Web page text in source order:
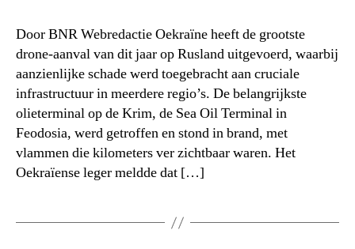
Door BNR Webredactie Oekraïne heeft de grootste
drone-aanval van dit jaar op Rusland uitgevoerd, waarbij
aanzienlijke schade werd toegebracht aan cruciale
infrastructuur in meerdere regio’s. De belangrijkste
olieterminal op de Krim, de Sea Oil Terminal in
Feodosia, werd getroffen en stond in brand, met
vlammen die kilometers ver zichtbaar waren. Het
Oekraïense leger meldde dat […]